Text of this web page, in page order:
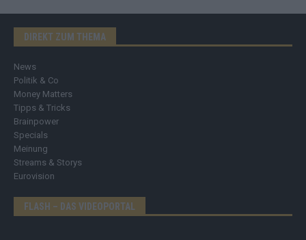
DIREKT ZUM THEMA
News
Politik & Co
Money Matters
Tipps & Tricks
Brainpower
Specials
Meinung
Streams & Storys
Eurovision
FLASH – DAS VIDEOPORTAL